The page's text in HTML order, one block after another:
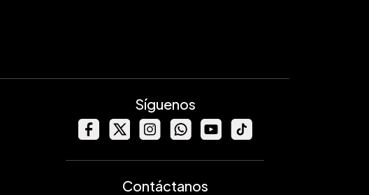
Síguenos
Contáctanos